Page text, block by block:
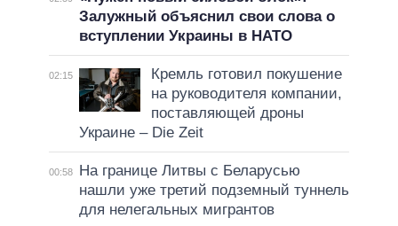
Залужный объяснил свои слова о
вступлении Украины в НАТО
02:15
Кремль готовил покушение
на руководителя компании,
поставляющей дроны
Украине – Die Zeit
00:58
На границе Литвы с Беларусью
нашли уже третий подземный туннель
для нелегальных мигрантов